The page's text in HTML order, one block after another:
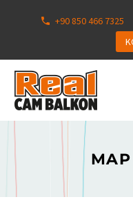
+90 850 466 7325
MAP